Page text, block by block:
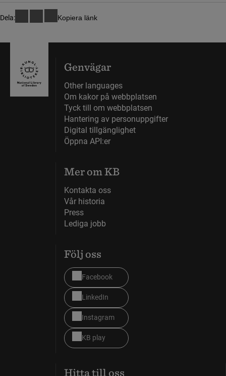
Dela: Kopiera länk
Genvägar
Other languages
Om kakor på webbplatsen
Tyck till om webbplatsen
Hantering av personuppgifter
Digital tillgänglighet
Öppna API:er
Mer om KB
Kontakta oss
Vår historia
Press
Lediga jobb
Följ oss
Facebook
LinkedIn
Instagram
KB play
Hitta till oss